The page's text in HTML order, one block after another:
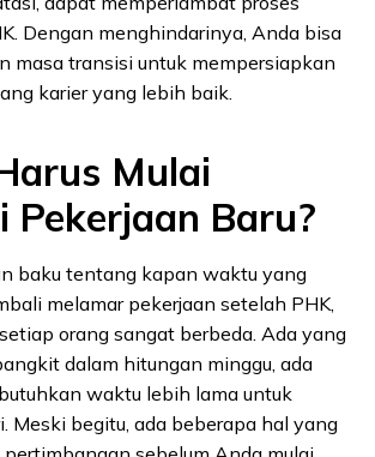
Dengan menghindarinya, Anda bisa
masa transisi untuk mempersiapkan
karier yang lebih baik.
Mulai
Pekerjaan Baru?
baku tentang kapan waktu yang
melamar pekerjaan setelah PHK,
orang sangat berbeda. Ada yang
dalam hitungan minggu, ada
waktu lebih lama untuk
Meski begitu, ada beberapa hal yang